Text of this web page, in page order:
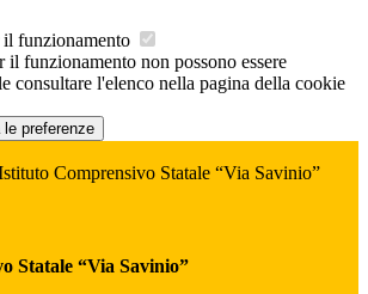
il funzionamento
il funzionamento non possono essere
consultare l'elenco nella pagina della cookie
le preferenze
Comprensivo Statale “Via Savinio”
Statale “Via Savinio”